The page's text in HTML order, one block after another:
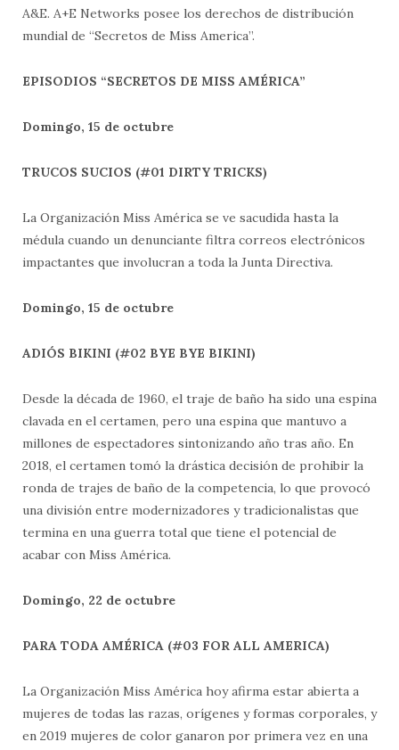
A&E. A+E Networks posee los derechos de distribución
mundial de “Secretos de Miss America”.
EPISODIOS “SECRETOS DE MISS AMÉRICA”
Domingo, 15 de octubre
TRUCOS SUCIOS (#01 DIRTY TRICKS)
La Organización Miss América se ve sacudida hasta la
médula cuando un denunciante filtra correos electrónicos
impactantes que involucran a toda la Junta Directiva.
Domingo, 15 de octubre
ADIÓS BIKINI (#02 BYE BYE BIKINI)
Desde la década de 1960, el traje de baño ha sido una espina
clavada en el certamen, pero una espina que mantuvo a
millones de espectadores sintonizando año tras año. En
2018, el certamen tomó la drástica decisión de prohibir la
ronda de trajes de baño de la competencia, lo que provocó
una división entre modernizadores y tradicionalistas que
termina en una guerra total que tiene el potencial de
acabar con Miss América.
Domingo, 22 de octubre
PARA TODA AMÉRICA (#03 FOR ALL AMERICA)
La Organización Miss América hoy afirma estar abierta a
mujeres de todas las razas, orígenes y formas corporales, y
en 2019 mujeres de color ganaron por primera vez en una